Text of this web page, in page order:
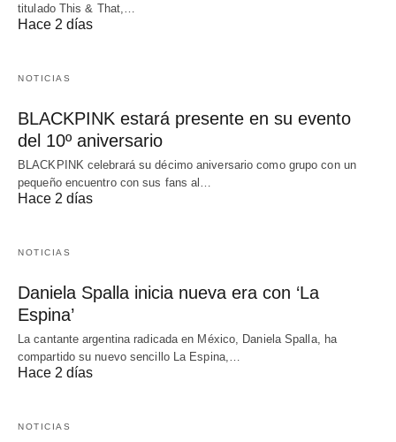
titulado This & That,…
Hace 2 días
NOTICIAS
BLACKPINK estará presente en su evento
del 10º aniversario
BLACKPINK celebrará su décimo aniversario como grupo con un
pequeño encuentro con sus fans al…
Hace 2 días
NOTICIAS
Daniela Spalla inicia nueva era con ‘La
Espina’
La cantante argentina radicada en México, Daniela Spalla, ha
compartido su nuevo sencillo La Espina,…
Hace 2 días
NOTICIAS